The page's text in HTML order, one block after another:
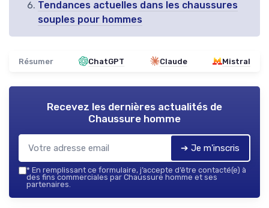
Tendances actuelles dans les chaussures
souples pour hommes
Résumer ChatGPT Claude Mistral
Recevez les dernières actualités de
Chaussure homme
➔ Je m'inscris
* En remplissant ce formulaire, j’accepte d’être contacté(e) à
des fins commerciales par Chaussure homme et ses
partenaires.